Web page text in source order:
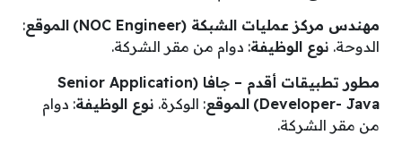
مهندس مركز عمليات الشبكة (NOC Engineer)
الموقع:
الدوحة. نوع الوظيفة: دوام من مقر الشركة.
مطور تطبيقات أقدم – جافا (Senior Application
Developer- Java) الموقع: الوكرة. نوع الوظيفة: دوام
من مقر الشركة.